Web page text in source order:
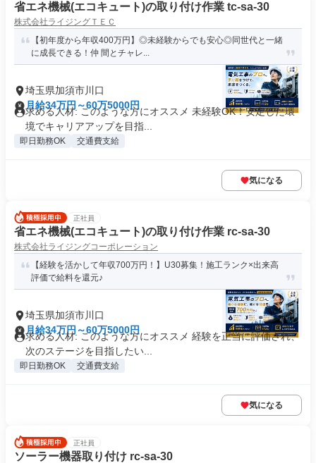
省エネ機械(エコキュート)の取り付け作業 tc-sa-30
株式会社ライジングＴＥＣ
【初年度から年収400万円】◎未経験からでも安心◎同世代と一緒
に成長できる！仲 間とチャレ...
埼玉県加須市川口
月給34万円～60万5000円
求める人材: このような方にオススメ 未経験OK！安定した環
境でキャリアアップを目指...
即日勤務OK 交通費支給
気になる
正社員
省エネ機械(エコキュート)の取り付け作業 rc-sa-30
株式会社ライジングコーポレーション
【経験を活かして年収700万円！】U30募集！施工ランク×出来高
評価で給料を還元♪
埼玉県加須市川口
月給34万円～60万5000円
求める人材: このような方にオススメ 経験を正当に評価され、
次のステージを目指したい...
即日勤務OK 交通費支給
気になる
正社員
ソーラー機器取り付け rc-sa-30